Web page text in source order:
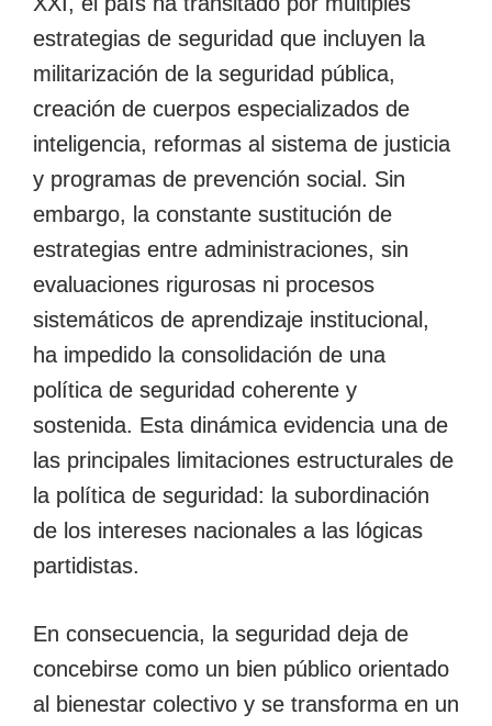
estrategias de seguridad que incluyen la
militarización de la seguridad pública,
creación de cuerpos especializados de
inteligencia, reformas al sistema de justicia
y programas de prevención social. Sin
embargo, la constante sustitución de
estrategias entre administraciones, sin
evaluaciones rigurosas ni procesos
sistemáticos de aprendizaje institucional,
ha impedido la consolidación de una
política de seguridad coherente y
sostenida. Esta dinámica evidencia una de
las principales limitaciones estructurales de
la política de seguridad: la subordinación
de los intereses nacionales a las lógicas
partidistas.
En consecuencia, la seguridad deja de
concebirse como un bien público orientado
al bienestar colectivo y se transforma en un